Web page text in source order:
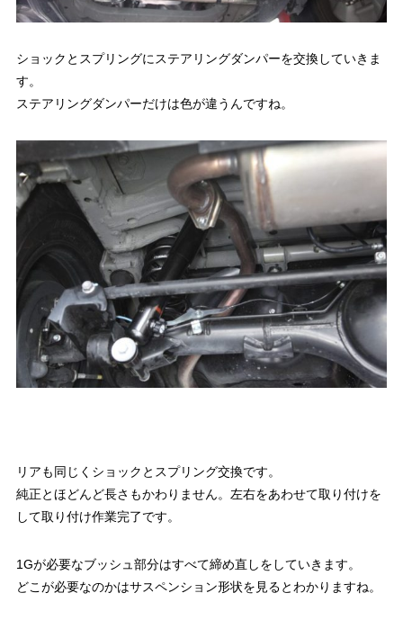
ショックとスプリングにステアリングダンパーを交換していきま
す。
ステアリングダンパーだけは色が違うんですね。
リアも同じくショックとスプリング交換です。
純正とほどんど長さもかわりません。左右をあわせて取り付けを
して取り付け作業完了です。
1Gが必要なブッシュ部分はすべて締め直しをしていきます。
どこが必要なのかはサスペンション形状を見るとわかりますね。